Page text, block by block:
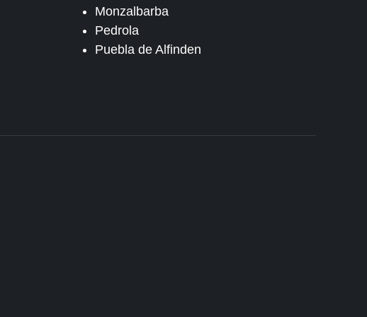
Monzalbarba
Pedrola
Puebla de Alfinden